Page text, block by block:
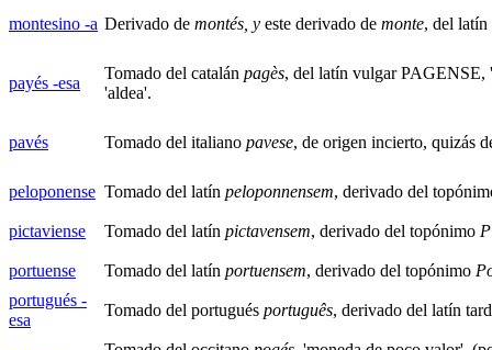
montesino -a Derivado de montés, y este derivado de monte, del
payés -esa
Tomado del catalán pagès, del latín vulgar PAGENSE,
'aldea'.
pavés Tomado del italiano pavese, de origen incierto, quizás
peloponense Tomado del latín peloponnensem, derivado del
pictaviense Tomado del latín pictavensem, derivado del topónimo
portuense Tomado del latín portuensem, derivado del topónimo
portugués -
esa
Tomado del portugués português, derivado del latín